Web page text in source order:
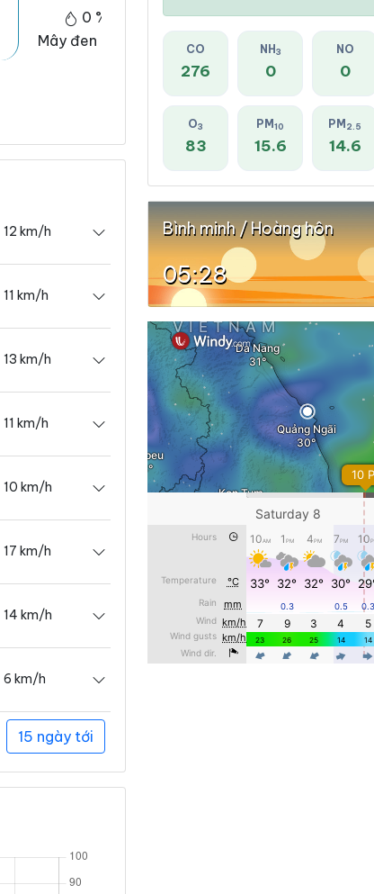
0 %
Mây đen u ám
1 %
Mây đen u ám
3
Mây đen
12 km/h
11 km/h
13 km/h
11 km/h
10 km/h
17 km/h
14 km/h
6 km/h
15 ngày tới
CO
276
NH 3
0
NO
0
O3
83
PM 10
15.6
PM 2.5
14.6
Bình minh / Hoàng hôn
05:28